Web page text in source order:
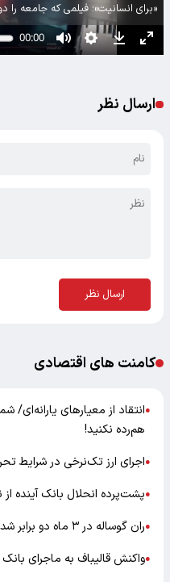
«برای انسانیت»؛ فیلمی که جامعه را
ارسال نظر
ارسال نظر
کامنت های اقتصادی
●انتقاد از معیارهای یارانه‌ای/
هم‌رده نکنید!
●اجرای ارز تک‌نرخی در شرایط
●پشت‌پرده انحلال بانک آینده
●ران گوساله در ۳ ماه دو برابر شد؛ کسی حواسش هست؟
●واکنش قالیباف به ماجرای